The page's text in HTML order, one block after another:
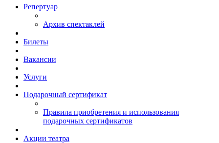
Репертуар
Архив спектаклей
Билеты
Вакансии
Услуги
Подарочный сертификат
Правила приобретения и использования
подарочных сертификатов
Акции театра